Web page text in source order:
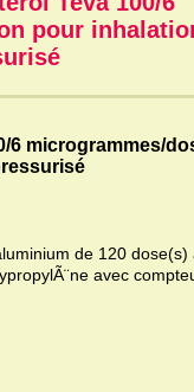
pour
6 microgrammes/
de 120 dose(s)
avec